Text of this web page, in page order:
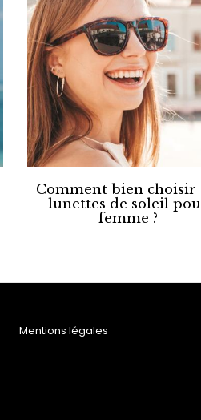
Comment bien choisir
lunettes de soleil
femme ?
Mentions légales